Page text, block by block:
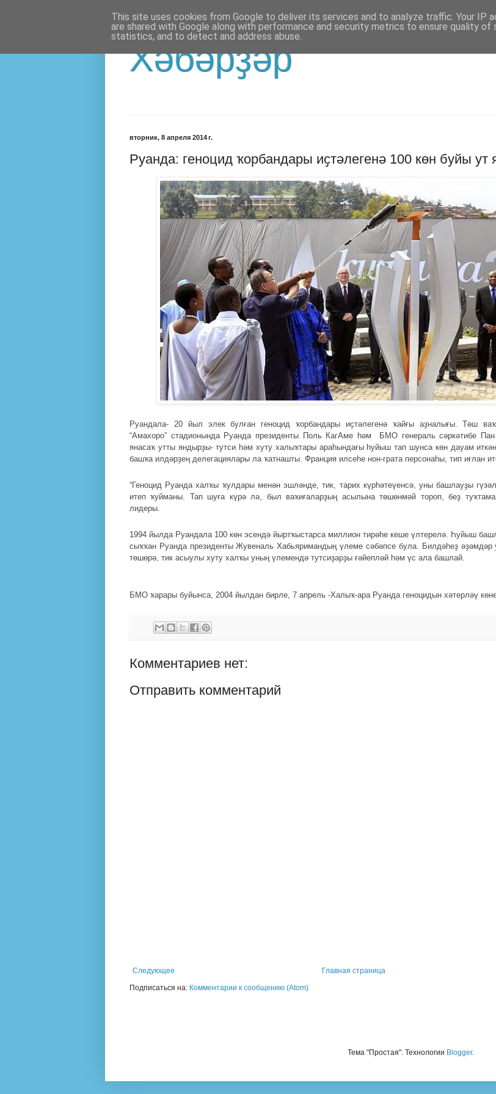
Хәбәрҙәр
вторник, 8 апреля 2014 г.
Руанда: геноцид ҡорбандары иҫтәлегенә 100 көн буйы ут
Руандала- 20 йыл элек булған геноцид ҡорбандары иҫтәлегенә ҡайғы аҙналығы. Төш
“Амахоро” стадионында Руанда президенты Поль КагАме һәм БМО генераль сәркәтибе
янасаҡ утты яндырҙы- тутси һәм хуту халыҡтары араһындағы һуйыш тап шунса көн дауам
башҡа илдәрҙең делегациялары ла ҡатнашты. Франция илсеһе нон-грата персонаһы, тип иғлан
“Геноцид Руанда халҡы ҡулдары менән эшләнде, тик, тарих күрһәтеүенсә, уны башлауҙы
итеп ҡуйманы. Тап шуға күрә лә, был ваҡиғаларҙың асылына төшөнмәй тороп, беҙ
лидеры.
1994 йылда Руандала 100 көн эсендә йыртҡыстарса миллион тирәһе кеше үлтерелә. Һуйыш
сыҡҡан Руанда президенты Жувеналь Хабьяримандың үлеме сәбәпсе була. Билдәһеҙ әҙәмдәр
төшөрә, тик асыулы хуту халҡы уның үлемендә тутсиҙарҙы ғәйепләй һәм үс ала башлай.
БМО ҡарары буйынса, 2004 йылдан бирле, 7 апрель -Халыҡ-ара Руанда геноцидын хәтерләү
Комментариев нет:
Отправить комментарий
Следующее
Главная страница
Подписаться на: Комментарии к сообщению (Atom)
Тема "Простая". Технологии Blogger.
This site uses cookies from Google to deliver its services and to analyze traffic. Your IP
are shared with Google along with performance and security metrics to ensure quality of
statistics, and to detect and address abuse.